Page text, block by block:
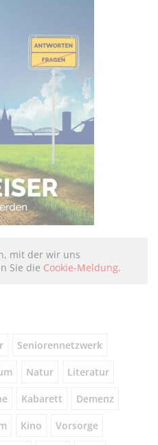
mit der wir uns
Sie die Cookie-Meldung.
Seniorennetzwerk
Natur Literatur
Kabarett Demenz
Kino Vorsorge